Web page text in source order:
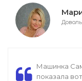
Машинка
показала